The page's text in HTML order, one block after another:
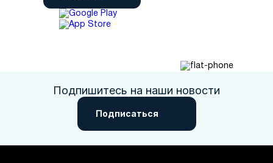
Подпишитесь на наши новости
Подписаться